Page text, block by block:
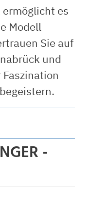
es
Modell
Sie auf
und
-